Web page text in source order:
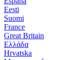
Eesti
Suomi
France
Great Britain
Ελλάδα
Hrvatska